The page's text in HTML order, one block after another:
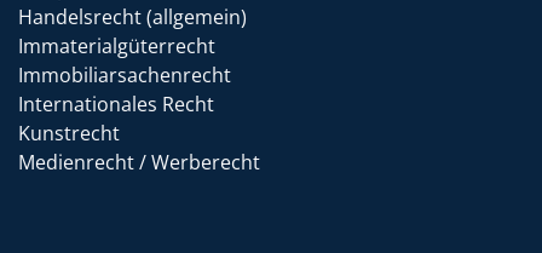
Handelsrecht (allgemein)
Immaterialgüterrecht
Immobiliarsachenrecht
Internationales Recht
Kunstrecht
Medienrecht / Werberecht